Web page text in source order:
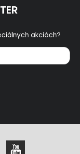
akciách?